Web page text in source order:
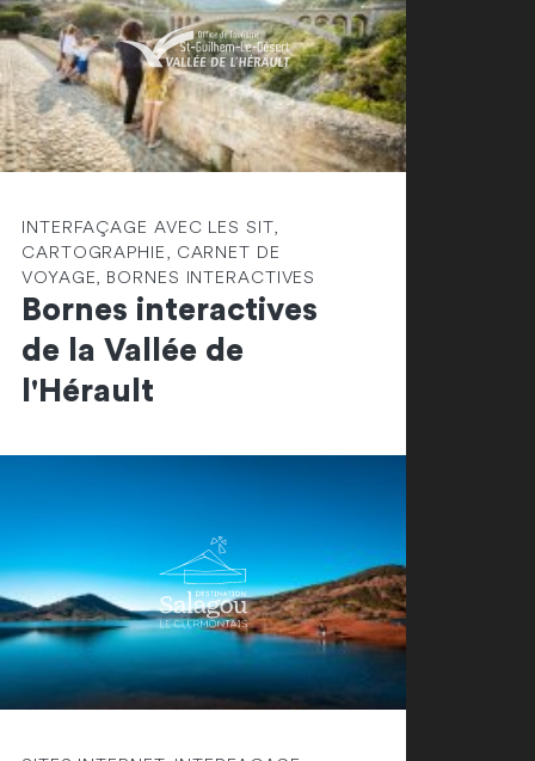
INTERFAÇAGE AVEC LES SIT,
CARTOGRAPHIE, CARNET DE
VOYAGE, BORNES INTERACTIVES
Bornes interactives
de la Vallée de
l'Hérault